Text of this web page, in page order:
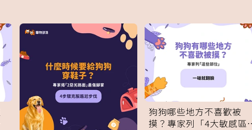
狗狗哪些地方不喜歡被
摸？專家列「4大敏感區